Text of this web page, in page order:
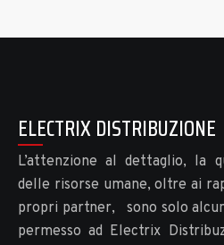
ELECTRIX DISTRIBUZIONE
L’attenzione al dettaglio, la
delle risorse umane, oltre ai
propri partner, sono solo
permesso ad Electrix